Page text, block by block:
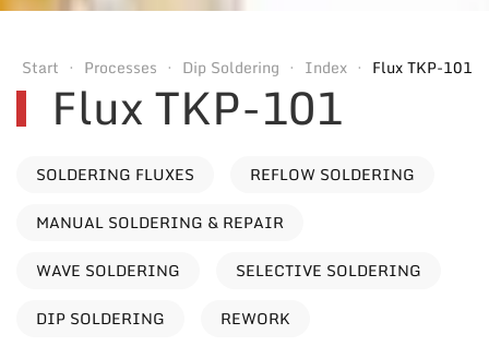
Start Processes Dip Soldering Index Flux TKP-101
Flux TKP-101
SOLDERING FLUXES
REFLOW SOLDERING
MANUAL SOLDERING & REPAIR
WAVE SOLDERING
SELECTIVE SOLDERING
DIP SOLDERING
REWORK